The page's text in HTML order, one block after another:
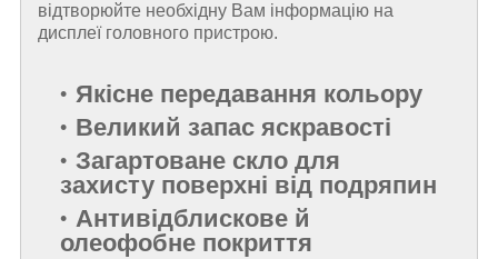
відтворюйте необхідну Вам інформацію на
дисплеї головного пристрою.
Якісне передавання кольору
Великий запас яскравості
Загартоване скло для
захисту поверхні від подряпин
Антивідблискове й
олеофобне покриття